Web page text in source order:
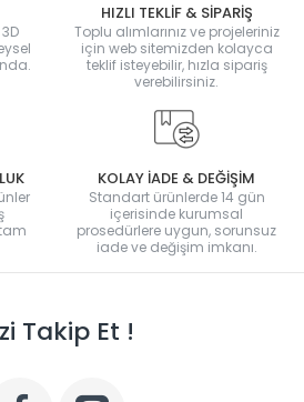
HIZLI TEKLİF & SİPARİŞ
Toplu alımlarınız ve projeleriniz
için web sitemizden kolayca
teklif isteyebilir, hızla sipariş
verebilirsiniz.
KOLAY İADE & DEĞİŞİM
Standart ürünlerde 14 gün
içerisinde kurumsal
prosedürlere uygun, sorunsuz
iade ve değişim imkanı.
Takip Et !